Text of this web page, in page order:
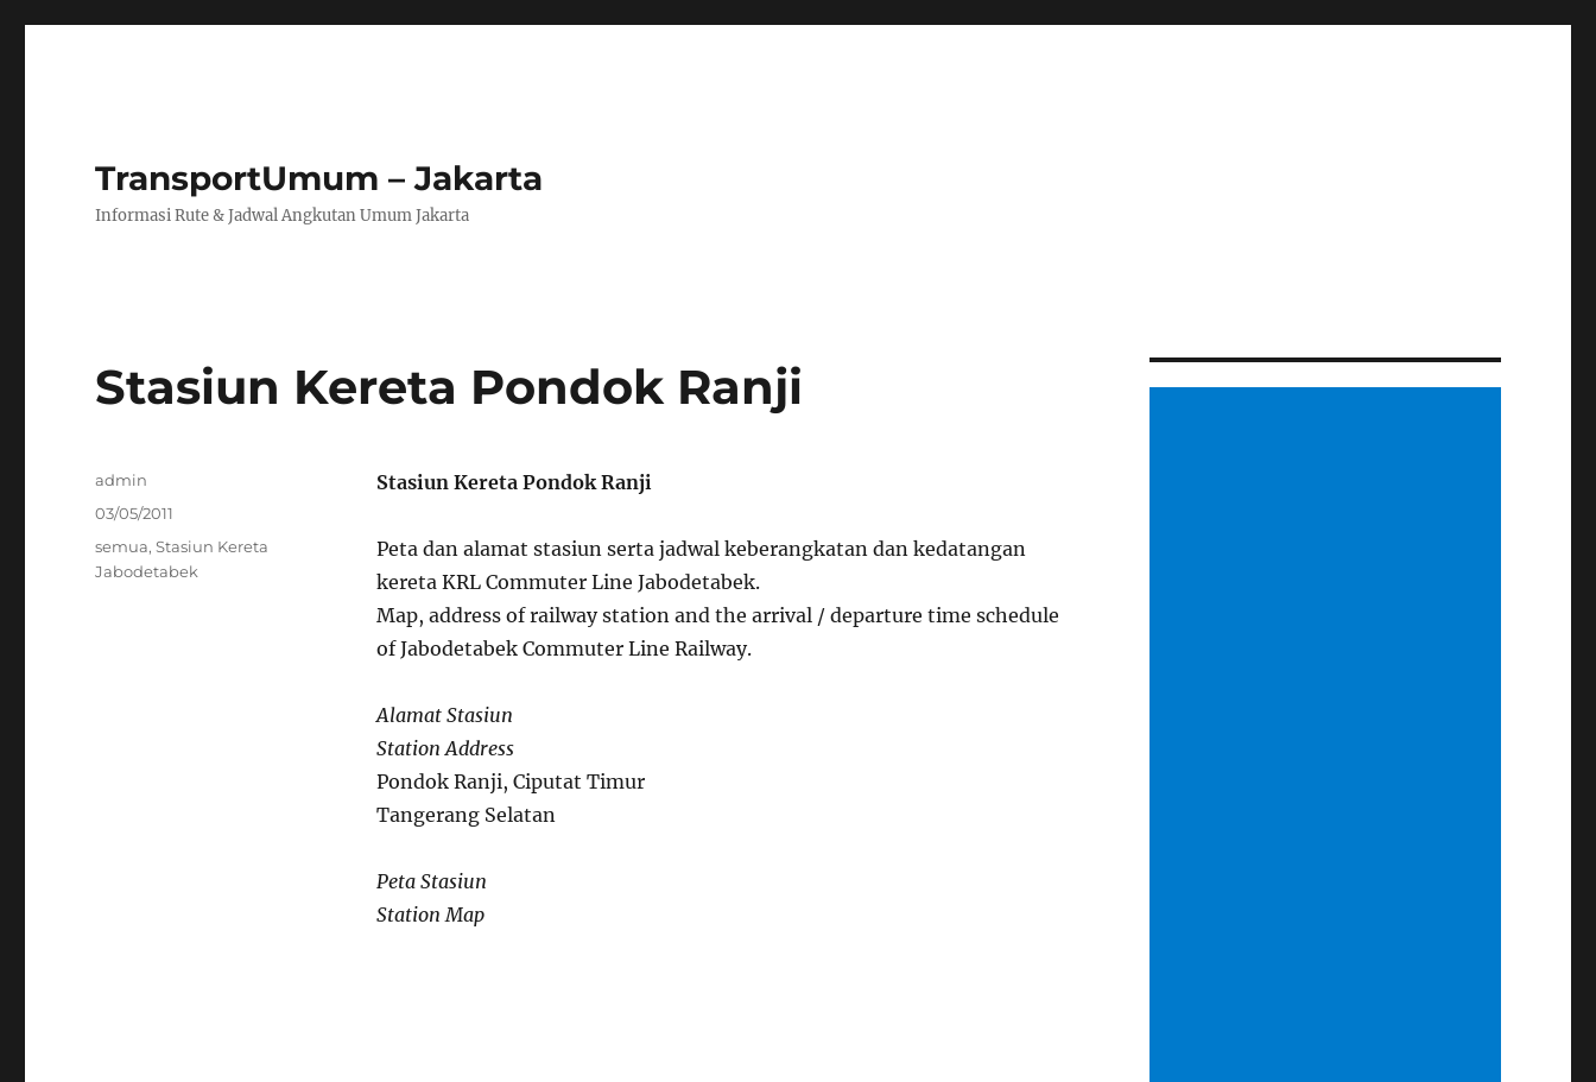
TransportUmum – Jakarta
Informasi Rute & Jadwal Angkutan Umum Jakarta
Stasiun Kereta Pondok Ranji
Stasiun Kereta Pondok Ranji
Peta dan alamat stasiun serta jadwal keberangkatan dan kedatangan
kereta KRL Commuter Line Jabodetabek.
Map, address of railway station and the arrival / departure time schedule
of Jabodetabek Commuter Line Railway.
Alamat Stasiun
Station Address
Pondok Ranji, Ciputat Timur
Tangerang Selatan
Peta Stasiun
Station Map
Author
admin
Posted
03/05/2011
Categories
semua,Stasiun Kereta
Jabodetabek